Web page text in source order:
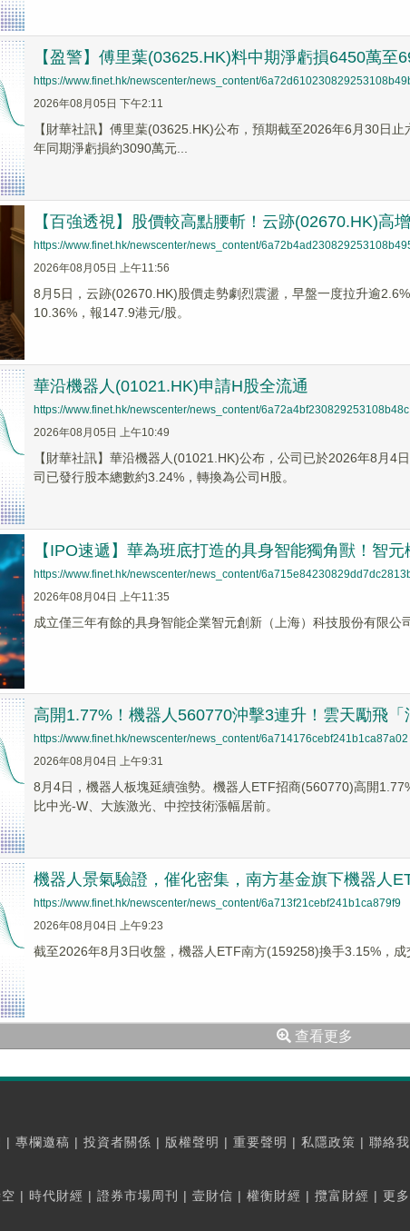
【盈警】傅里葉(03625.HK)料中期淨虧損6450萬至
https://www.finet.hk/newscenter/news_content/
2026年08月05日 下午2:11
【財華社訊】傅里葉(03625.HK)公布，預期截至2026年6月30日
年同期淨虧損約3090萬元...
【百強透視】股價較高點腰斬！云跡(02670.HK)高
https://www.finet.hk/newscenter/news_content/
2026年08月05日 上午11:56
8月5日，云跡(02670.HK)股價走勢劇烈震盪，早盤一度拉升逾
10.36%，報147.9港元/股。
華沿機器人(01021.HK)申請H股全流通
https://www.finet.hk/newscenter/news_content/6a72a4bf230829253108b48c
2026年08月05日 上午10:49
【財華社訊】華沿機器人(01021.HK)公布，公司已於2026年8月
司已發行股本總數約3.24%，轉換為公司H股。
【IPO速遞】華為班底打造的具身智能獨角獸！智
https://www.finet.hk/newscenter/news_content/
2026年08月04日 上午11:35
成立僅三年有餘的具身智能企業智元創新（上海）科技股份有限公
高開1.77%！機器人560770沖擊3連升！雲天勵飛
https://www.finet.hk/newscenter/news_content/6a714176cebf241b1ca87a02
2026年08月04日 上午9:31
8月4日，機器人板塊延續強勢。機器人ETF招商(560770)高開
比中光-W、大族激光、中控技術漲幅居前。
機器人景氣驗證，催化密集，南方基金旗下機器人
https://www.finet.hk/newscenter/news_content/6a713f21cebf241b1ca879f9
2026年08月04日 上午9:23
截至2026年8月3日收盤，機器人ETF南方(159258)換手3.15%，
查看更多
| 專欄邀稿 | 投資者關係 | 版權聲明 | 重要聲明 | 私隱政策 | 聯絡
| 時代財經 | 證券市場周刊 | 壹財信 | 權衡財經 | 攬富財經 | 更